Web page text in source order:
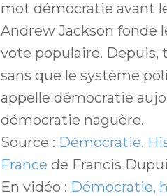
mot démocratie avant
Andrew Jackson fonde
vote populaire. Depuis,
sans que le système
appelle démocratie
démocratie naguère.
Source : Démocratie.
France de Francis
En vidéo : Démocratie,